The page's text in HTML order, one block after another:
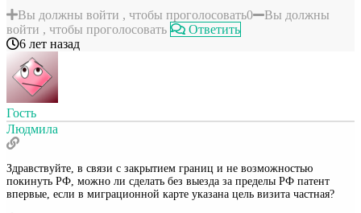
Вы должны войти , чтобы проголосовать0
Вы должны
войти , чтобы проголосовать
Ответить
6 лет назад
Гость
Людмила
Здравствуйте, в связи с закрытием границ и не возможностью
покинуть РФ, можно ли сделать без выезда за пределы РФ патент
впервые, если в миграционной карте указана цель визита частная?